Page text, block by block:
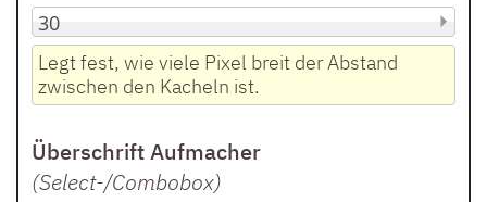
Legt fest, wie viele Pixel breit der Abstand
zwischen den Kacheln ist.
Überschrift Aufmacher
(Select-/Combobox)